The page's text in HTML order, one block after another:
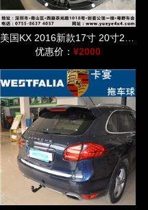
优惠价：¥2000